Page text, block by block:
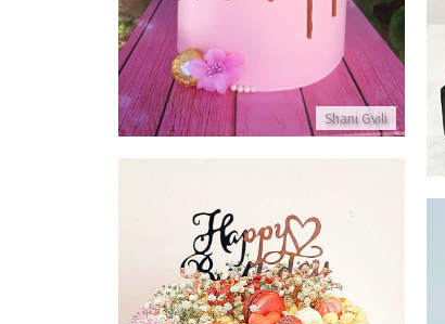
Shani Gvili
עוגת פרחים ופופקורן